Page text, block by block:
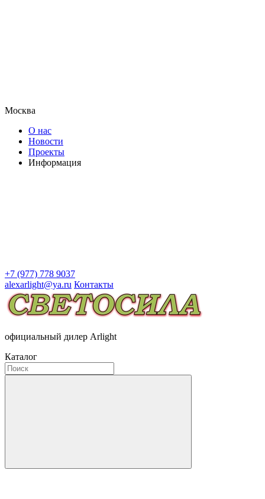
Москва
О нас
Новости
Проекты
Информация
+7 (977) 778 9037
alexarlight@ya.ru Контакты
официальный дилер Arlight
Каталог